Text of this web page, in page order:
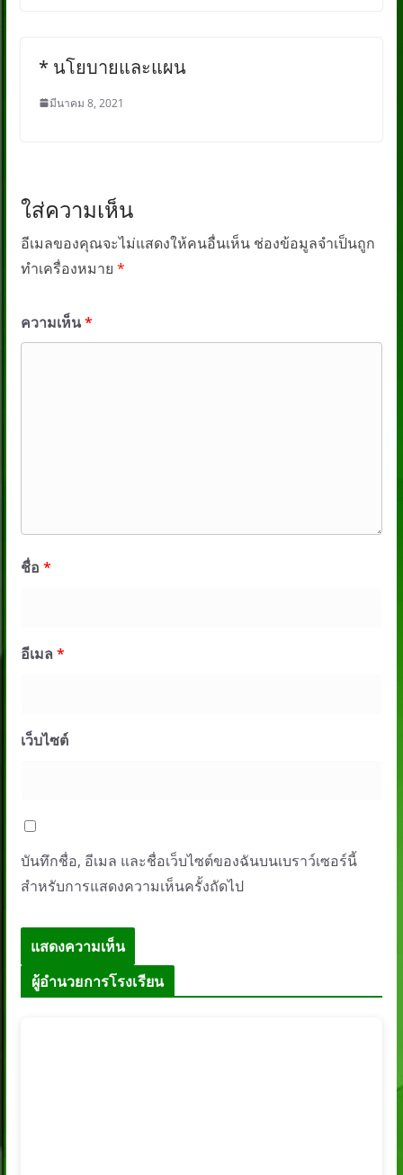
* นโยบายและแผน
มีนาคม 8, 2021
ใส่ความเห็น
อีเมลของคุณจะไม่แสดงให้คนอื่นเห็น ช่องข้อมูลจำเป็นถูก
ทำเครื่องหมาย *
ความเห็น*
ชื่อ *
อีเมล *
เว็บไซต์
บันทึกชื่อ, อีเมล และชื่อเว็บไซต์ของฉันบนเบราว์เซอร์นี้
สำหรับการแสดงความเห็นครั้งถัดไป
ผู้อำนวยการโรงเรียน